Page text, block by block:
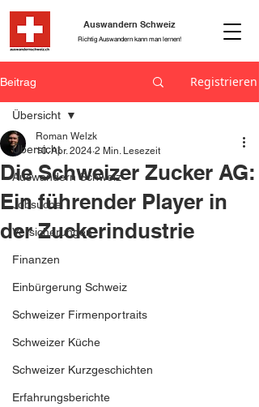
Richtig Auswandern kann man lernen!
Auswandern Schweiz
Beitrag Registrieren
Übersicht
Auswandern Schweiz
Jobsuche
Versicherungen
Finanzen
Einbürgerung Schweiz
Schweizer Firmenportraits
Schweizer Küche
Schweizer Kurzgeschichten
Erfahrungsberichte
Übersicht
Die Schweizer Zucker AG:
Ein führender Player in
der Zuckerindustrie
Roman Welzk
10. Apr. 2024 2 Min. Lesezeit